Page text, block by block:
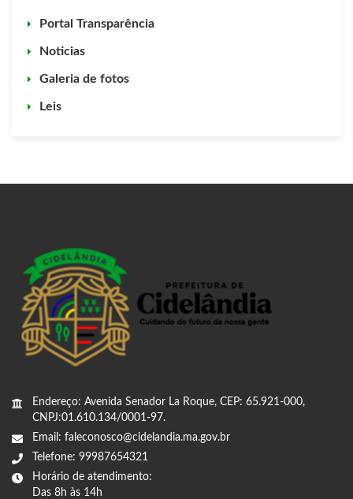
Portal Transparência
Noticias
Galeria de fotos
Leis
Endereço: Avenida Senador La Roque, CEP: 65.921-000,
CNPJ:01.610.134/0001-97.
Email: faleconosco@cidelandia.ma.gov.br
Telefone: 99987654321
Horário de atendimento:
Das 8h às 14h